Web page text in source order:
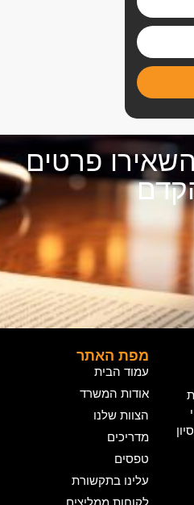
פרטים
מפת האתר
עמוד הבית
אודות המשרד
הצוות שלנו
מדריכים
טפסים
עלינו בתקשורת
לקוחות ממליצים